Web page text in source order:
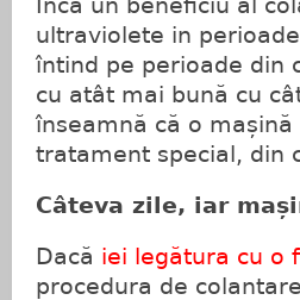
Încă un beneficiu al
ultraviolete in
întind pe perioade din
cu atât mai bună cu
înseamnă că o
tratament special, din
Câteva zile, iar
Dacă iei legătura cu o
procedura de